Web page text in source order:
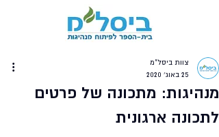
מנהיגות: מתכונה של פרטים
לתכונה ארגונית
צוות ביסל"מ
25 באוג׳ 2020